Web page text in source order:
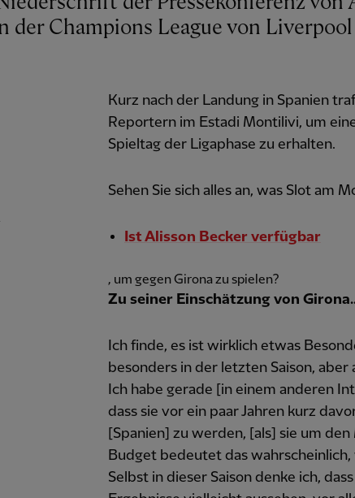
der Champions League von
Kurz nach der Landung in Spanien
Reportern im Estadi Montilivi, um
Spieltag der Ligaphase zu erhalten.
Sehen Sie sich alles an, was Slot am
Ist Alisson Becker verfügbar
, um gegen Girona zu spielen?
Zu seiner Einschätzung von
Ich finde, es ist wirklich etwas
besonders in der letzten Saison, aber
Ich habe gerade [in einem anderen
dass sie vor ein paar Jahren kurz
[Spanien] zu werden, [als] sie um
Budget bedeutet das wahrscheinlich,
Selbst in dieser Saison denke ich,